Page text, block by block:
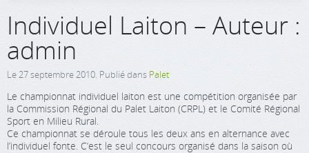
Individuel Laiton – Auteur :
admin
Le27 septembre 2010. Publié dans Palet
Le championnat individuel laiton est une compétition organisée par
la Commission Régional du Palet Laiton (CRPL) et le Comité Régional
Sport en Milieu Rural.
Ce championnat se déroule tous les deux ans en alternance avec
l’individuel fonte. C’est le seul concours organisé dans la saison où